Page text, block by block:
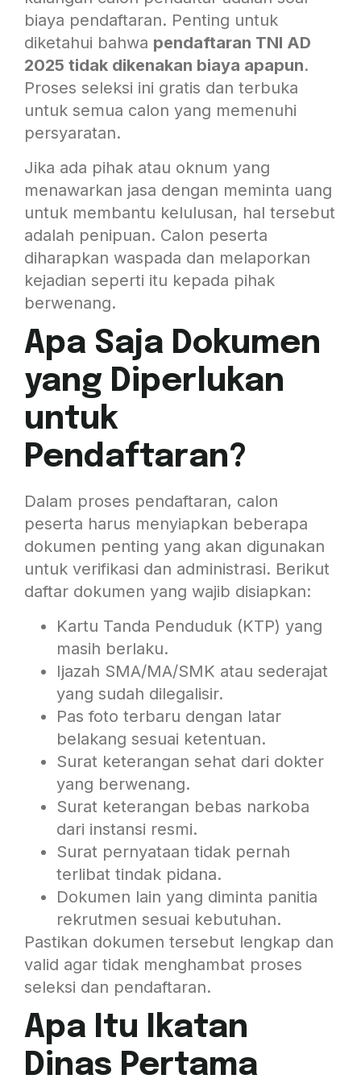
biaya pendaftaran. Penting untuk
diketahui bahwa pendaftaran TNI AD
2025 tidak dikenakan biaya apapun.
Proses seleksi ini gratis dan terbuka
untuk semua calon yang memenuhi
persyaratan.
Jika ada pihak atau oknum yang
menawarkan jasa dengan meminta uang
untuk membantu kelulusan, hal tersebut
adalah penipuan. Calon peserta
diharapkan waspada dan melaporkan
kejadian seperti itu kepada pihak
berwenang.
Apa Saja Dokumen
yang Diperlukan
untuk
Pendaftaran?
Dalam proses pendaftaran, calon
peserta harus menyiapkan beberapa
dokumen penting yang akan digunakan
untuk verifikasi dan administrasi. Berikut
daftar dokumen yang wajib disiapkan:
Kartu Tanda Penduduk (KTP) yang
masih berlaku.
Ijazah SMA/MA/SMK atau sederajat
yang sudah dilegalisir.
Pas foto terbaru dengan latar
belakang sesuai ketentuan.
Surat keterangan sehat dari dokter
yang berwenang.
Surat keterangan bebas narkoba
dari instansi resmi.
Surat pernyataan tidak pernah
terlibat tindak pidana.
Dokumen lain yang diminta panitia
rekrutmen sesuai kebutuhan.
Pastikan dokumen tersebut lengkap dan
valid agar tidak menghambat proses
seleksi dan pendaftaran.
Apa Itu Ikatan
Dinas Pertama